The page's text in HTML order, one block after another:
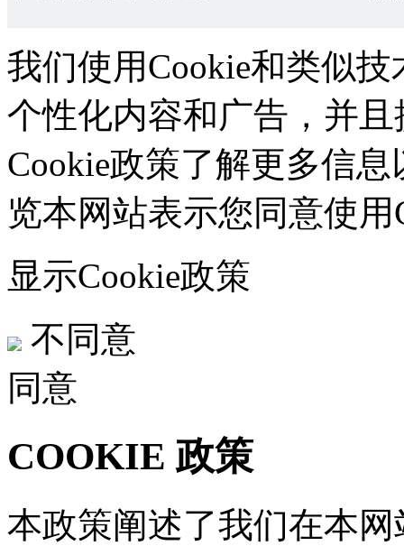
我们使用Cookie和类似技
个性化内容和广告，并
Cookie政策了解更多信
览本网站表示您同意使用
显示Cookie政策
不同意
同意
COOKIE 政策
本政策阐述了我们在本